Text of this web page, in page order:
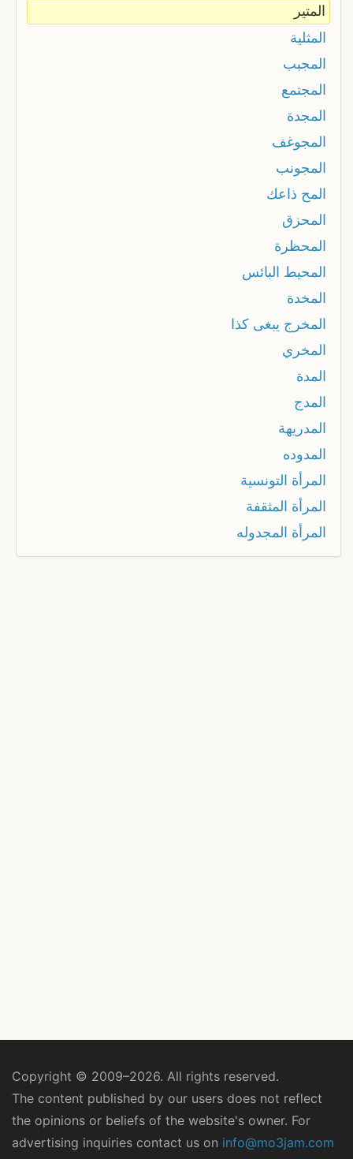
المتير
المثلية
المجبب
المجتمع
المجدة
المجوغف
المجونب
المح ذاعك
المحزق
المحظرة
المحيط البائس
المخدة
المخرج يبغى كذا
المخري
المدة
المدج
المدريهة
المدوده
المرأة التونسية
المرأة المثقفة
المرأة المجدوله
Copyright © 2009–2026. All rights reserved.
The content published by our users does not reflect
the opinions or beliefs of the website's owner. For
advertising inquiries contact us on info@mo3jam.com